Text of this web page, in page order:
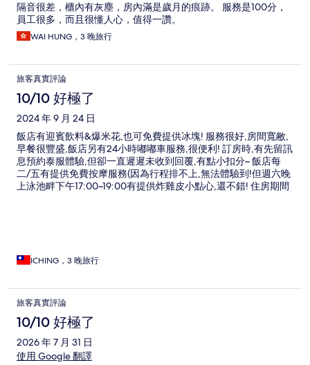
隔音很差，櫃內有灰塵，房內滿是歲月的痕跡。 服務是100分，
員工很多，而且很懂人心，值得一讚。
WAI HUNG，3 晚旅行
旅客真實評論
10/10 好極了
2024 年 9 月 24 日
飯店有迎賓飲料&爆米花,也可免費提供冰塊! 服務很好,房間寬敝,
早餐很豐盛,飯店另有24小時嘟嘟車服務,很便利! 訂房時,有先留訊
息預約泰服體驗,但卻一直遲遲未收到回覆,有點小扣分~ 飯店每
二/五有提供免費按摩服務(因為行程排不上,無法體驗到!但週六晚
上泳池畔下午17:00~19:00有提供炸雞皮小點心,還不錯! 住房期間
ICHING，3 晚旅行
旅客真實評論
10/10 好極了
2026 年 7 月 31 日
使用 Google 翻譯